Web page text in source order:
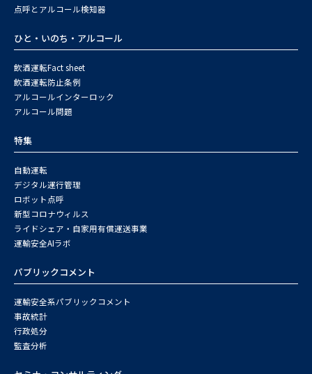
点呼とアルコール検知器
ひと・いのち・アルコール
飲酒運転Fact sheet
飲酒運転防止条例
アルコールインターロック
アルコール問題
特集
自動運転
デジタル運行管理
ロボット点呼
新型コロナウィルス
ライドシェア・自家用有償運送事業
運輸安全AIラボ
パブリックコメント
運輸安全系パブリックコメント
事故統計
行政処分
監査分析